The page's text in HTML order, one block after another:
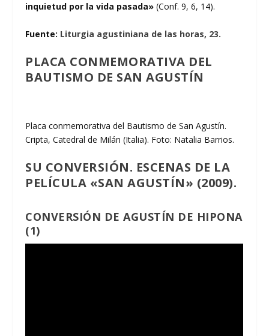
inquietud por la vida pasada»(Conf. 9, 6, 14).
Fuente: Liturgia agustiniana de las horas, 23.
PLACA CONMEMORATIVA DEL
BAUTISMO DE SAN AGUSTÍN
Placa conmemorativa del Bautismo de San Agustín.
Cripta, Catedral de Milán (Italia). Foto: Natalia Barrios.
SU CONVERSIÓN. ESCENAS DE LA
PELÍCULA «SAN AGUSTÍN» (2009).
CONVERSIÓN DE AGUSTÍN DE HIPONA
(1)